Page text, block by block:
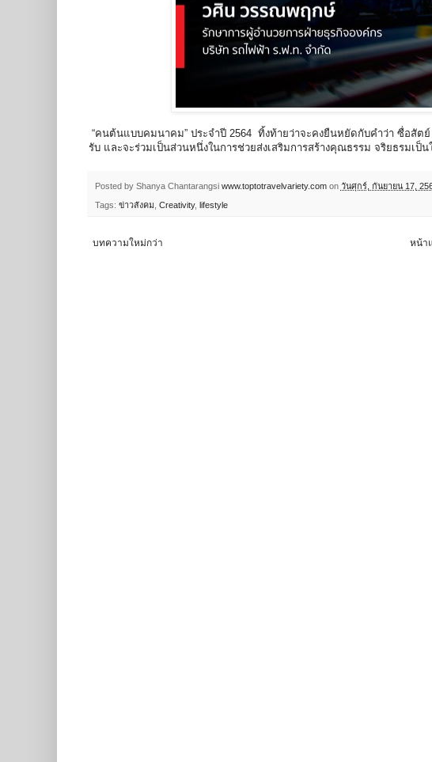
“คนต้นแบบคมนาคม” ประจำปี 2564 ทิ้งท้ายว่าจะคงยืนหยัดกับคำว่า ซื่อสัต
รับ และจะร่วมเป็นส่วนหนึ่งในการช่วยส่งเสริมการสร้างคุณธรรม จริยธรมเป็
Posted by Shanya Chantarangsi www.toptotravelvariety.com on วันศุกร์, กันยายน 17,
Tags: ข่าวสังคม Creativity, lifestyle
บทความใหม่กว่า หน้า